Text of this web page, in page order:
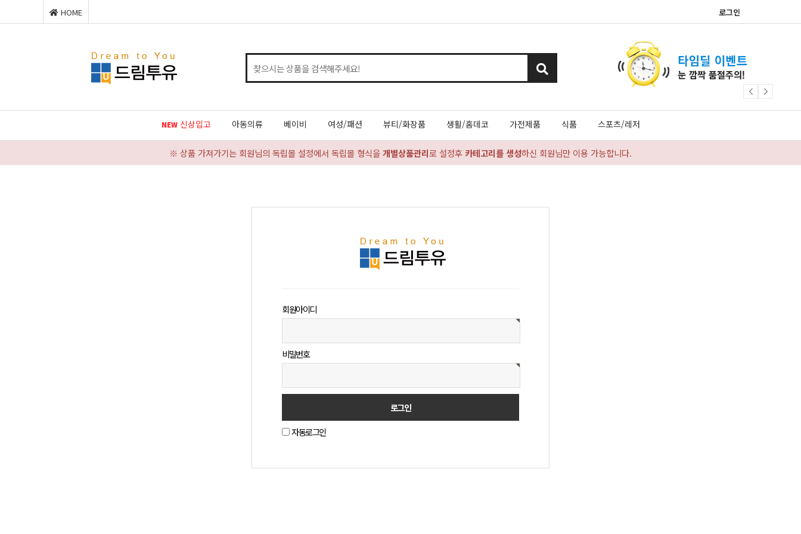
로그인
HOME
NEW신상입고 아동의류 베이비 여성/패션 뷰티/화장품 생활/홈데코 가전제품 식품 스포츠/레저
※ 상품 가져가기는 회원님의 독립몰 설정에서 독립몰 형식을개별상품관리로 설정후 카테고리를 생성하신 회원님만 이용 가능합니다.
회원아이디
비밀번호
자동로그인